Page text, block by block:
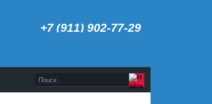
+7 (911) 902-77-29